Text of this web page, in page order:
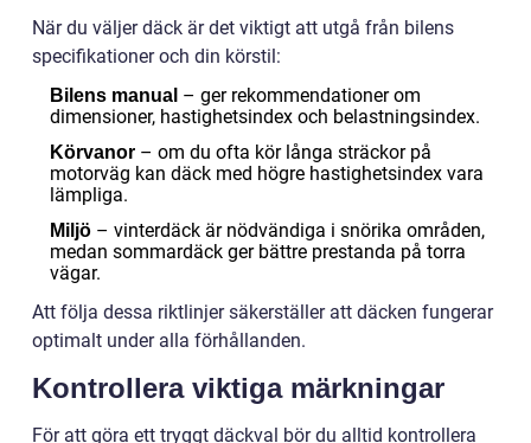
När du väljer däck är det viktigt att utgå från bilens
specifikationer och din körstil:
Bilens manual – ger rekommendationer om
dimensioner, hastighetsindex och belastningsindex.
Körvanor – om du ofta kör långa sträckor på
motorväg kan däck med högre hastighetsindex vara
lämpliga.
Miljö – vinterdäck är nödvändiga i snörika områden,
medan sommardäck ger bättre prestanda på torra
vägar.
Att följa dessa riktlinjer säkerställer att däcken fungerar
optimalt under alla förhållanden.
Kontrollera viktiga märkningar
För att göra ett tryggt däckval bör du alltid kontrollera